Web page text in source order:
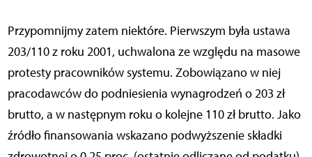
Przypomnijmy zatem niektóre. Pierwszym była ustawa
203/110 z roku 2001, uchwalona ze względu na masowe
protesty pracowników systemu. Zobowiązano w niej
pracodawców do podniesienia wynagrodzeń o 203 zł
brutto, a w następnym roku o kolejne 110 zł brutto. Jako
źródło finansowania wskazano podwyższenie składki